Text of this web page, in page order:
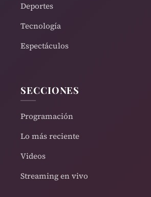
Deportes
Tecnología
Espectáculos
SECCIONES
Programación
Lo más reciente
Videos
Streaming en vivo